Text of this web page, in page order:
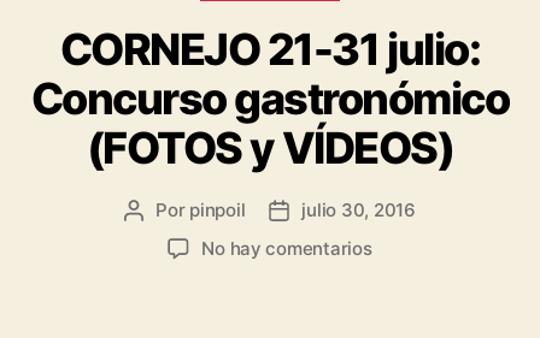
CORNEJO 21-31 julio:
Concurso gastronómico
(FOTOS y VÍDEOS)
Por pinpoil
julio 30, 2016
No hay comentarios